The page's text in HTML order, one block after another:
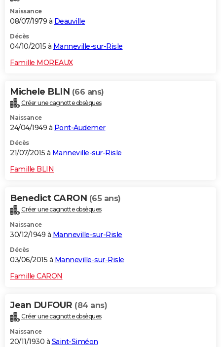
Naissance
08/07/1979 à Deauville
Décès
04/10/2015 à Manneville-sur-Risle
Famille MOREAUX
Michele BLIN (66 ans)
Créer une cagnotte obsèques
Naissance
24/04/1949 à Pont-Audemer
Décès
21/07/2015 à Manneville-sur-Risle
Famille BLIN
Benedict CARON (65 ans)
Créer une cagnotte obsèques
Naissance
30/12/1949 à Manneville-sur-Risle
Décès
03/06/2015 à Manneville-sur-Risle
Famille CARON
Jean DUFOUR (84 ans)
Créer une cagnotte obsèques
Naissance
20/11/1930 à Saint-Siméon